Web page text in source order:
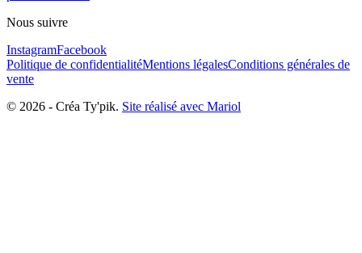
Nous suivre
InstagramFacebook
Politique de confidentialitéMentions légalesConditions générales de
vente
© 2026 - Créa Ty'pik. Site réalisé avec Mariol